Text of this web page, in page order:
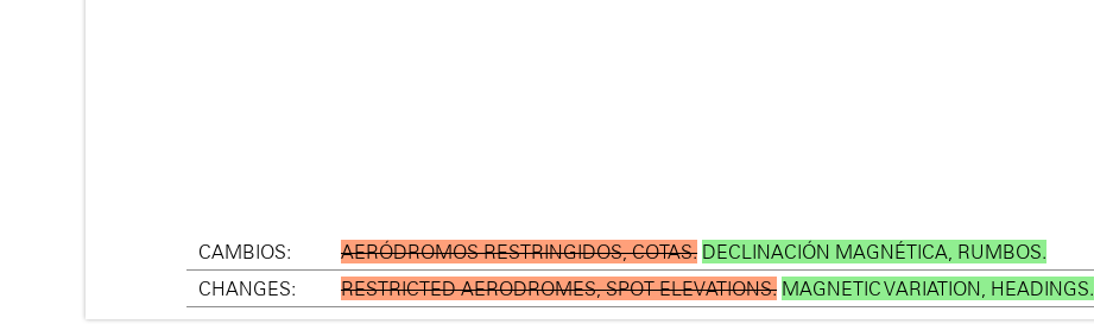
CAMBIOS: AERÓDROMOS RESTRINGIDOS, COTAS. DECLINACIÓN MAGNÉTICA, RUMBOS.
CHANGES:
RESTRICTED AERODROMES, SPOT ELEVATIONS. MAGNETIC VARIATION, HEADINGS.